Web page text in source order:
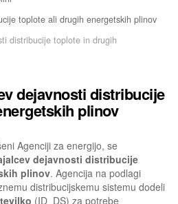
toplote ali drugih energetskih plinov
distribucije toplote in drugih
dejavnosti distribucije
plinov
Agenciji za energijo, se
dejavnosti distribucije
plinov. Agencija na podlagi
distribucijskemu sistemu dodeli
(ID_DS) za potrebe